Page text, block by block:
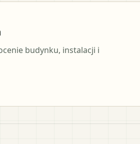
budynku, instalacji i